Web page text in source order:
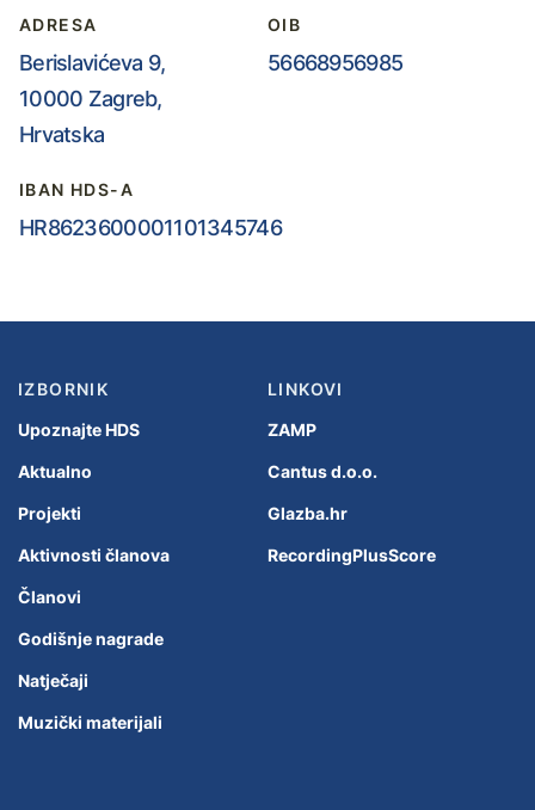
ADRESA
Berislavićeva 9,
10000 Zagreb,
Hrvatska
OIB
56668956985
IBAN HDS-A
HR8623600001101345746
IZBORNIK
Upoznajte HDS
Aktualno
Projekti
Aktivnosti članova
Članovi
Godišnje nagrade
Natječaji
Muzički materijali
LINKOVI
ZAMP
Cantus d.o.o.
Glazba.hr
RecordingPlusScore